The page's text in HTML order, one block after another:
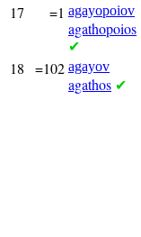
17 =1 agayopoiov
agathopoios
✔
18 =102 agayov
agathos ✔